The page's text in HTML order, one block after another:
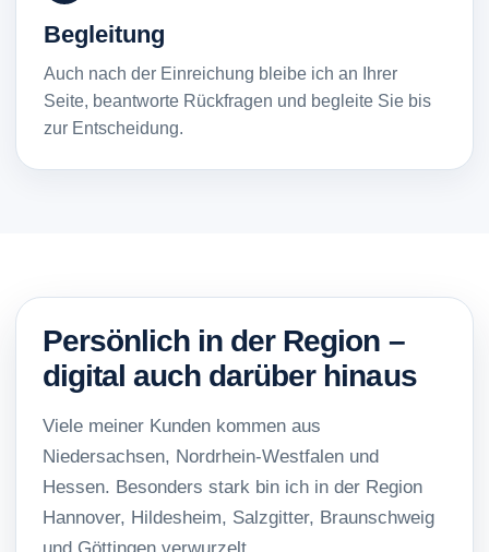
Begleitung
Auch nach der Einreichung bleibe ich an Ihrer
Seite, beantworte Rückfragen und begleite Sie bis
zur Entscheidung.
Persönlich in der Region –
digital auch darüber hinaus
Viele meiner Kunden kommen aus
Niedersachsen, Nordrhein-Westfalen und
Hessen. Besonders stark bin ich in der Region
Hannover, Hildesheim, Salzgitter, Braunschweig
und Göttingen verwurzelt.